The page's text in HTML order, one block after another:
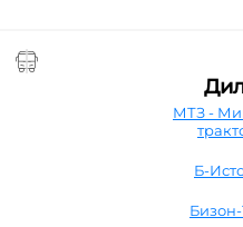
МТЗ -
Б-